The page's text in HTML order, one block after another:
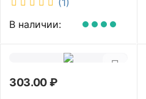
В наличии:
303.00₽